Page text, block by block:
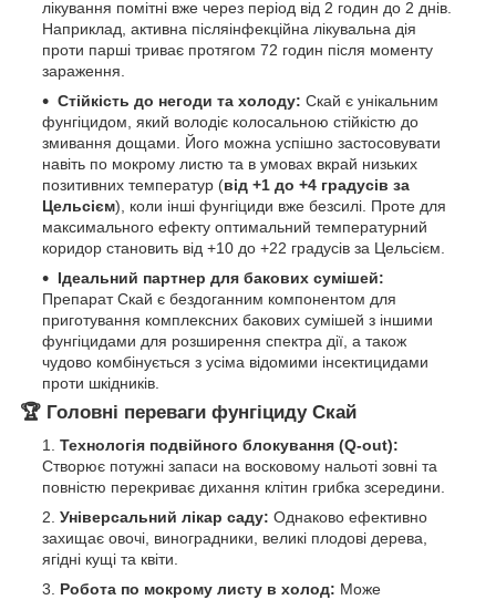
лікування помітні вже через період від 2 годин до 2 днів.
Наприклад, активна післяінфекційна лікувальна дія
проти парші триває протягом 72 годин після моменту
зараження.
Стійкість до негоди та холоду: Скай є унікальним
фунгіцидом, який володіє колосальною стійкістю до
змивання дощами. Його можна успішно застосовувати
навіть по мокрому листю та в умовах вкрай низьких
позитивних температур (від +1 до +4 градусів за
Цельсієм), коли інші фунгіциди вже безсилі. Проте для
максимального ефекту оптимальний температурний
коридор становить від +10 до +22 градусів за Цельсієм.
Ідеальний партнер для бакових сумішей:
Препарат Скай є бездоганним компонентом для
приготування комплексних бакових сумішей з іншими
фунгіцидами для розширення спектра дії, а також
чудово комбінується з усіма відомими інсектицидами
проти шкідників.
🏆 Головні переваги фунгіциду Скай
Технологія подвійного блокування (Q-out):
Створює потужні запаси на восковому нальоті зовні та
повністю перекриває дихання клітин грибка зсередини.
Універсальний лікар саду: Однаково ефективно
захищає овочі, виноградники, великі плодові дерева,
ягідні кущі та квіти.
Робота по мокрому листу в холод: Може